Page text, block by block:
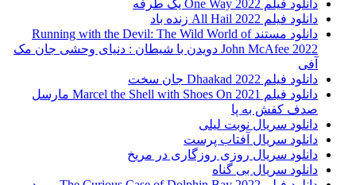
دانلود فیلم One Way 2022 یک طرفه
دانلود فیلم All Hail 2022 زنده باد
دانلود مستند Running with the Devil: The Wild World of
John McAfee 2022 دویدن با شیطان : دنیای وحشی جان مک
آفی
دانلود فیلم Dhaakad 2022 جان سخت
دانلود فیلم Marcel the Shell with Shoes On 2021 مارسل
صدف کفش به پا
دانلود سریال نوبت لیلی
دانلود سریال آفتاب پرست
دانلود سریال روزی روزگاری در مریخ
دانلود سریال بی گناه